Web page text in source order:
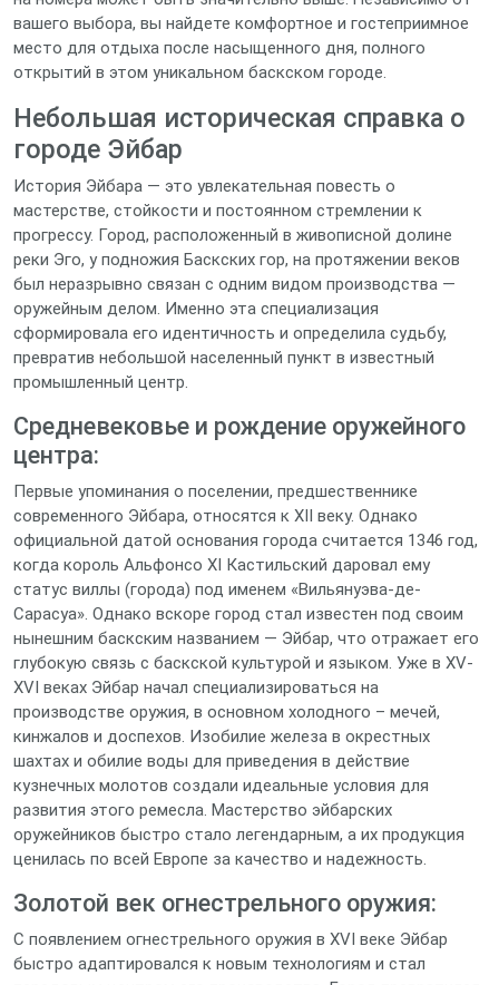
вашего выбора, вы найдете комфортное и гостеприимное
место для отдыха после насыщенного дня, полного
открытий в этом уникальном баскском городе.
Небольшая историческая справка о
городе Эйбар
История Эйбара — это увлекательная повесть о
мастерстве, стойкости и постоянном стремлении к
прогрессу. Город, расположенный в живописной долине
реки Эго, у подножия Баскских гор, на протяжении веков
был неразрывно связан с одним видом производства —
оружейным делом. Именно эта специализация
сформировала его идентичность и определила судьбу,
превратив небольшой населенный пункт в известный
промышленный центр.
Средневековье и рождение оружейного
центра:
Первые упоминания о поселении, предшественнике
современного Эйбара, относятся к XII веку. Однако
официальной датой основания города считается 1346 год,
когда король Альфонсо XI Кастильский даровал ему
статус виллы (города) под именем «Вильянуэва-де-
Сарасуа». Однако вскоре город стал известен под своим
нынешним баскским названием — Эйбар, что отражает его
глубокую связь с баскской культурой и языком. Уже в XV-
XVI веках Эйбар начал специализироваться на
производстве оружия, в основном холодного – мечей,
кинжалов и доспехов. Изобилие железа в окрестных
шахтах и обилие воды для приведения в действие
кузнечных молотов создали идеальные условия для
развития этого ремесла. Мастерство эйбарских
оружейников быстро стало легендарным, а их продукция
ценилась по всей Европе за качество и надежность.
Золотой век огнестрельного оружия:
С появлением огнестрельного оружия в XVI веке Эйбар
быстро адаптировался к новым технологиям и стал